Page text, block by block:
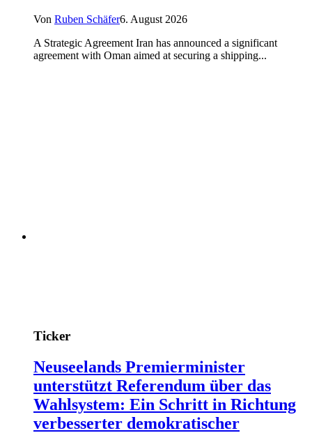
Von Ruben Schäfer6. August 2026
A Strategic Agreement Iran has announced a significant
agreement with Oman aimed at securing a shipping...
Ticker
Neuseelands Premierminister
unterstützt Referendum über das
Wahlsystem: Ein Schritt in Richtung
verbesserter demokratischer